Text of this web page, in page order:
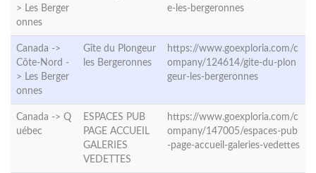
> Les Berger
onnes
e-les-bergeronnes
Canada ->
Côte-Nord -
> Les Berger
onnes
Gîte du Plongeur
les Bergeronnes
https://www.goexploria.com/c
ompany/124614/gite-du-plon
geur-les-bergeronnes
Canada -> Q
uébec
ESPACES PUB
PAGE ACCUEIL
GALERIES
VEDETTES
https://www.goexploria.com/c
ompany/147005/espaces-pub
-page-accueil-galeries-vedettes